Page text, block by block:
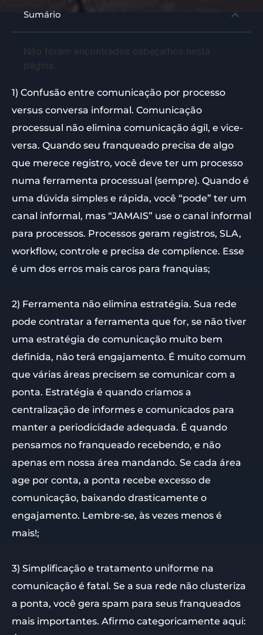
Sumário
Não foram encontrados cabeçalhos nesta
página.
1) Confusão entre comunicação por processo
versus conversa informal. Comunicação
processual não elimina comunicação ágil, e vice-
versa. Quando seu franqueado precisa de algo
que merece registro, você deve ter um processo
numa ferramenta processual (sempre). Quando é
uma dúvida simples e rápida, você “pode” ter um
canal informal, mas “JAMAIS” use o canal informal
para processos. Processos geram registros, SLA,
workflow, controle e precisa de complience. Esse
é um dos erros mais caros para franquias;
2) Ferramenta não elimina estratégia. Sua rede
pode contratar a ferramenta que for, se não tiver
uma estratégia de comunicação muito bem
definida, não terá engajamento. É muito comum
que várias áreas precisem se comunicar com a
ponta. Estratégia é quando criamos a
centralização de informes e comunicados para
manter a periodicidade adequada. É quando
pensamos no franqueado recebendo, e não
apenas em nossa área mandando. Se cada área
age por conta, a ponta recebe excesso de
comunicação, baixando drasticamente o
engajamento. Lembre-se, às vezes menos é
mais!;
3) Simplificação e tratamento uniforme na
comunicação é fatal. Se a sua rede não clusteriza
a ponta, você gera spam para seus franqueados
mais importantes. Afirmo categoricamente aqui: